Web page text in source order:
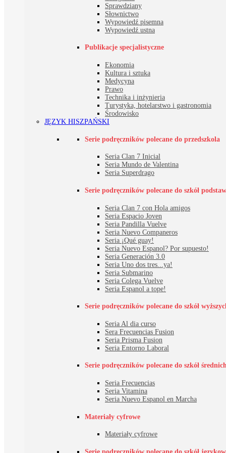
Sprawdziany
Słownictwo
Wypowiedź pisemna
Wypowiedź ustna
Publikacje specjalistyczne
Ekonomia
Kultura i sztuka
Medycyna
Prawo
Technika i inżynieria
Turystyka, hotelarstwo i gastronomia
Środowisko
JĘZYK HISZPAŃSKI
Serie podręczników polecane do przedszkola
Seria Clan 7 Inicial
Seria Mundo de Valentina
Seria Superdrago
Serie podręczników polecane do szkół
Seria Clan 7 con Hola amigos
Seria Espacio Joven
Seria Pandilla Vuelve
Seria Nuevo Companeros
Seria ¡Qué guay!
Seria Nuevo Espanol? Por supuesto!
Seria Generación 3.0
Seria Uno dos tres...ya!
Seria Submarino
Seria Colega Vuelve
Seria Espanol a tope!
Serie podręczników polecane do szkół
Seria Al dia curso
Sera Frecuencias Fusion
Seria Prisma Fusion
Seria Entorno Laboral
Serie podręczników polecane do szkół
Seria Frecuencias
Seria Vitamina
Seria Nuevo Espanol en Marcha
Materiały cyfrowe
Materiały cyfrowe